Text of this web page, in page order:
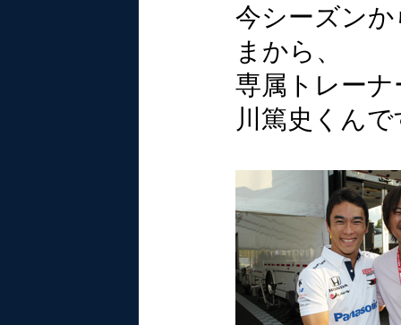
今シーズン
まから、
専属トレー
川篤史くん